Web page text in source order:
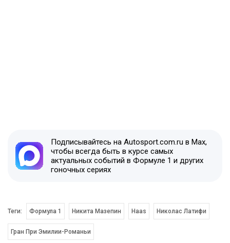
Подписывайтесь на Autosport.com.ru в Max,
чтобы всегда быть в курсе самых
актуальных событий в Формуле 1 и других
гоночных сериях
Теги: Формула 1 Никита Мазепин Haas Николас Латифи
Гран При Эмилии-Романьи